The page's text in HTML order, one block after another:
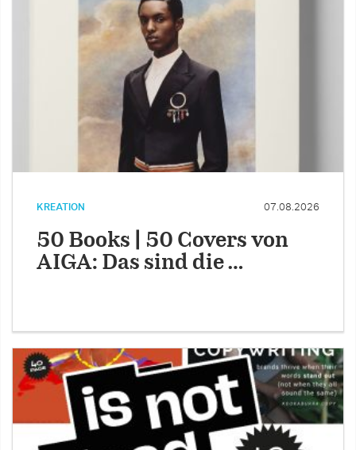
KREATION 07.08.2026
50 Books | 50 Covers von
AIGA: Das sind die …